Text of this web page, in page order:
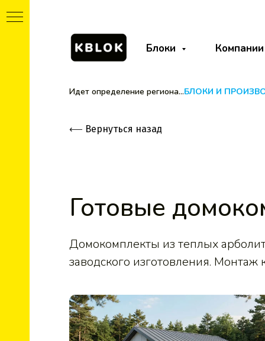
Блоки Компании
Идет определение региона...БЛОКИ И
⟵ Вернуться назад
Готовые
Домокомплекты из теплых
заводского изготовления. Монтаж